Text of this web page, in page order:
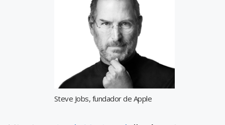
Steve Jobs, fundador de Apple